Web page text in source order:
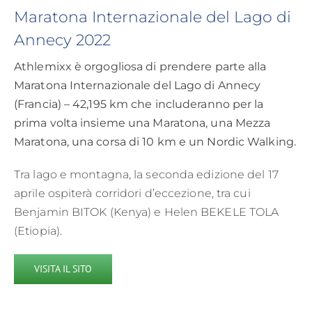
Maratona Internazionale del Lago di
Annecy 2022
Athlemixx è orgogliosa di prendere parte alla
Maratona Internazionale del Lago di Annecy
(Francia) – 42,195 km che includeranno per la
prima volta insieme una Maratona, una Mezza
Maratona, una corsa di 10 km e un Nordic Walking.
Tra lago e montagna, la seconda edizione del 17
aprile ospiterà corridori d’eccezione, tra cui
Benjamin BITOK (Kenya) e Helen BEKELE TOLA
(Etiopia).
VISITA IL SITO